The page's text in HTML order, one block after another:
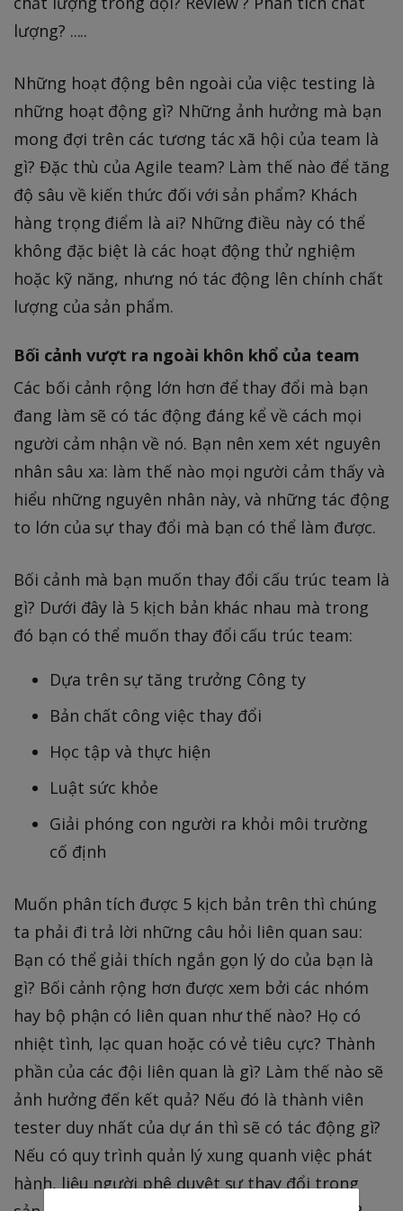
lượng? .....
Những hoạt động bên ngoài của việc testing là
những hoạt động gì? Những ảnh hưởng mà bạn
mong đợi trên các tương tác xã hội của team là
gì? Đặc thù của Agile team? Làm thế nào để tăng
độ sâu về kiến thức đối với sản phẩm? Khách
hàng trọng điểm là ai? Những điều này có thể
không đặc biệt là các hoạt động thử nghiệm
hoặc kỹ năng, nhưng nó tác động lên chính chất
lượng của sản phẩm.
Bối cảnh vượt ra ngoài khôn khổ của team
Các bối cảnh rộng lớn hơn để thay đổi mà bạn
đang làm sẽ có tác động đáng kể về cách mọi
người cảm nhận về nó. Bạn nên xem xét nguyên
nhân sâu xa: làm thế nào mọi người cảm thấy và
hiểu những nguyên nhân này, và những tác động
to lớn của sự thay đổi mà bạn có thể làm được.
Bối cảnh mà bạn muốn thay đổi cấu trúc team là
gì? Dưới đây là 5 kịch bản khác nhau mà trong
đó bạn có thể muốn thay đổi cấu trúc team:
Dựa trên sự tăng trưởng Công ty
Bản chất công việc thay đổi
Học tập và thực hiện
Luật sức khỏe
Giải phóng con người ra khỏi môi trường
cố định
Muốn phân tích được 5 kịch bản trên thì chúng
ta phải đi trả lời những câu hỏi liên quan sau:
Bạn có thể giải thích ngắn gọn lý do của bạn là
gì? Bối cảnh rộng hơn được xem bởi các nhóm
hay bộ phận có liên quan như thế nào? Họ có
nhiệt tình, lạc quan hoặc có vẻ tiêu cực? Thành
phần của các đội liên quan là gì? Làm thế nào sẽ
ảnh hưởng đến kết quả? Nếu đó là thành viên
tester duy nhất của dự án thì sẽ có tác động gì?
Nếu có quy trình quản lý xung quanh việc phát
hành, liệu người phê duyệt sự thay đổi trong